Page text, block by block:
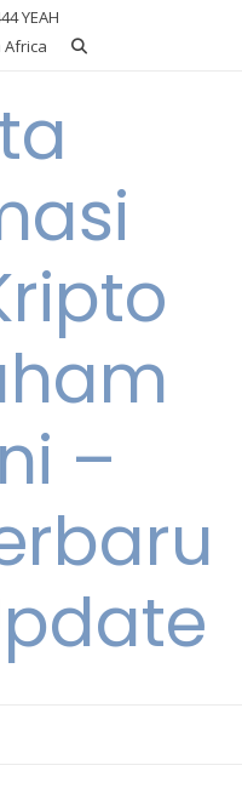
YEAH
Africa
–